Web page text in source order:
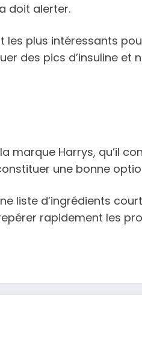
doit alerter.
les plus intéressants
des pics d’insuline et
marque Harrys, qu’il
une bonne
liste d’ingrédients
rapidement les